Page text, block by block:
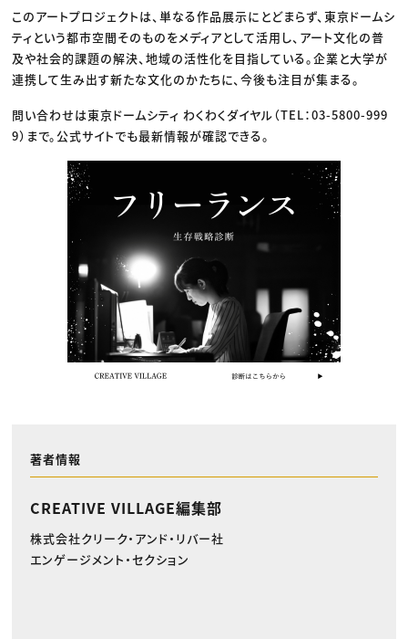
このアートプロジェクトは、単なる作品展示にとどまらず、東京ドームシ
ティという都市空間そのものをメディアとして活用し、アート文化の普
及や社会的課題の解決、地域の活性化を目指している。企業と大学が
連携して生み出す新たな文化のかたちに、今後も注目が集まる。
問い合わせは東京ドームシティ わくわくダイヤル（TEL：03-5800-999
9）まで。公式サイトでも最新情報が確認できる。
著者情報
CREATIVE VILLAGE編集部
株式会社クリーク・アンド・リバー社
エンゲージメント・セクション